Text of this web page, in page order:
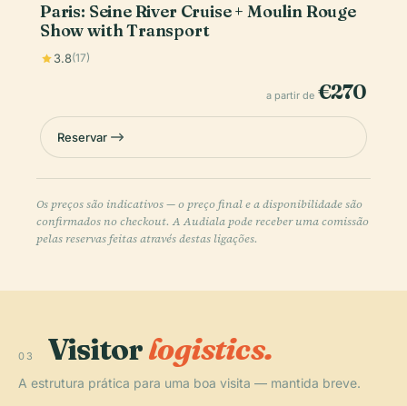
Paris: Seine River Cruise + Moulin Rouge
Show with Transport
3.8(17)
a partir de €270
Reservar
Os preços são indicativos — o preço final e a disponibilidade são
confirmados no checkout. A Audiala pode receber uma comissão
pelas reservas feitas através destas ligações.
03 Visitorlogistics.
A estrutura prática para uma boa visita — mantida breve.